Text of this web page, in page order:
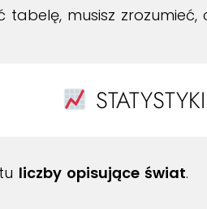
musisz zrozumieć,
liczby opisujące świat.